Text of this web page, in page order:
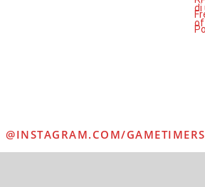
@INSTAGRAM.COM/GAMETIMERS